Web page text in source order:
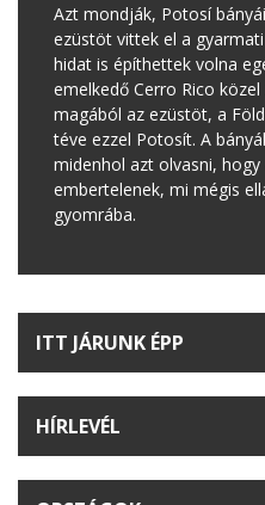
Azt mondják, Potosí
ezüstöt vittek el a
hidat is építhettek volna
emelkedő Cerro Rico
magából az ezüstöt, a
téve ezzel Potosít. A
midenhol azt olvasni,
embertelenek, mi mégis
gyomrába.
ITT JÁRUNK ÉPP
HÍRLEVÉL